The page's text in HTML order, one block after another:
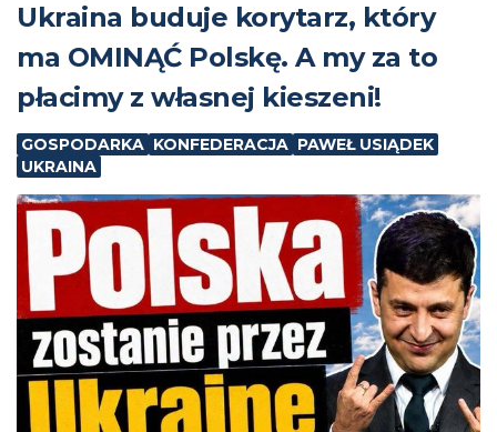
Ukraina buduje korytarz, który
ma OMINĄĆ Polskę. A my za to
płacimy z własnej kieszeni!
GOSPODARKA KONFEDERACJA PAWEŁ USIĄDEK
UKRAINA